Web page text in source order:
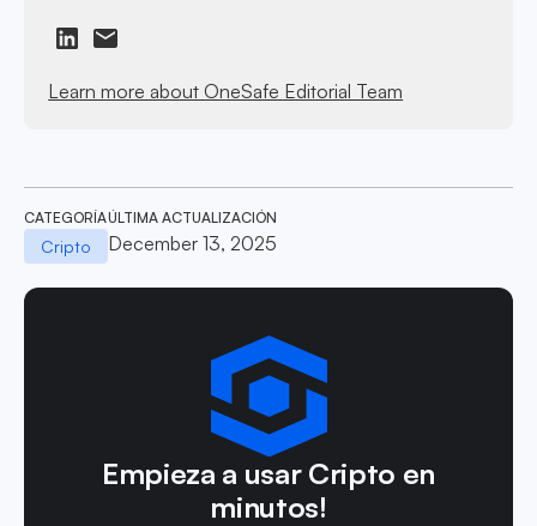
Learn more about OneSafe Editorial Team
CATEGORÍA
Cripto
ÚLTIMA ACTUALIZACIÓN
December 13, 2025
Empieza a usar Cripto en
minutos!